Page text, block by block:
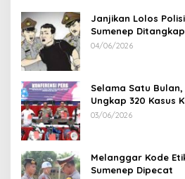
Janjikan Lolos
Sumenep
Korban Rugi Rp 600
04/06/2026
Selama Satu
Ungkap 320 Kasus
100 Sepeda Motor
03/06/2026
Melanggar Kode
Sumenep Dipecat